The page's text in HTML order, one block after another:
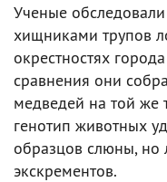
Ученые
хищниками трупов
окрестностях
сравнения они
медведей на той же
генотип животных
образцов слюны, но
экскрементов.